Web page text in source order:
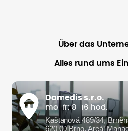
Über das
Alles rund ums
Damedis s.r.o.
mo-fr: 8-16 hod.
Kaštanová 489/34,
620 00 Brno, Areál